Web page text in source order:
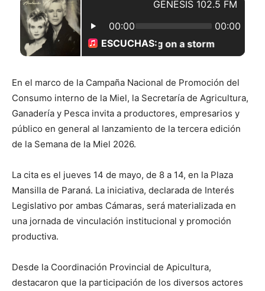
En el marco de la Campaña Nacional de Promoción del
Consumo interno de la Miel, la Secretaría de Agricultura,
Ganadería y Pesca invita a productores, empresarios y
público en general al lanzamiento de la tercera edición
de la Semana de la Miel 2026.
La cita es el jueves 14 de mayo, de 8 a 14, en la Plaza
Mansilla de Paraná. La iniciativa, declarada de Interés
Legislativo por ambas Cámaras, será materializada en
una jornada de vinculación institucional y promoción
productiva.
Desde la Coordinación Provincial de Apicultura,
destacaron que la participación de los diversos actores